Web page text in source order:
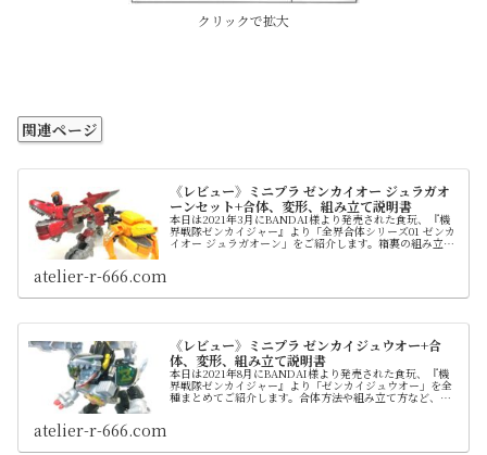
クリックで拡大
関連ページ
《レビュー》ミニプラ ゼンカイオー ジュラガオ
ーンセット+合体、変形、組み立て説明書
本日は2021年3月にBANDAI様より発売された食玩、『機
界戦隊ゼンカイジャー』より「全界合体シリーズ01 ゼンカ
イオー ジュラガオーン」をご紹介します。箱裏の組み立て
です。 同日にはバラ売りも行われていますが、当ページで
す。価格や内容についてはまったく同一のものとなりま
す。唯一、単品をまとめて梱包するための外箱の有無の違
いはあります。
atelier-r-666.com
《レビュー》ミニプラ ゼンカイジュウオー+合
体、変形、組み立て説明書
本日は2021年8月にBANDAI様より発売された食玩、『機
界戦隊ゼンカイジャー』より「ゼンカイジュウオー」を全
種まとめてご紹介します。合体方法や組み立て方など、す
atelier-r-666.com